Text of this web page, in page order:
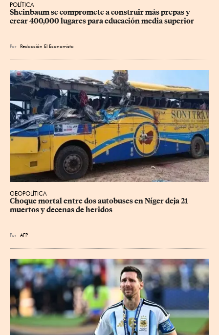
POLÍTICA
Sheinbaum se compromete a construir más prepas y
crear 400,000 lugares para educación media superior
Por Redacción El Economista
GEOPOLÍTICA
Choque mortal entre dos autobuses en Níger deja 21
muertos y decenas de heridos
Por AFP